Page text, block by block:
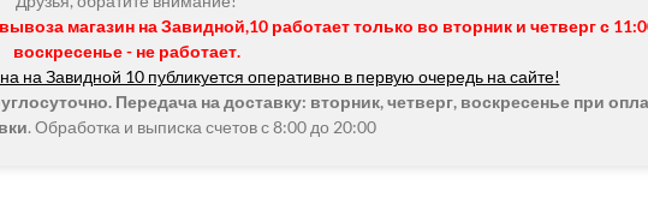
магазин на Завидной,10 работает только во вторник и четверг с
воскресенье - не работает.
на Завидной 10 публикуется оперативно в первую очередь на сайте!
Передача на доставку: вторник, четверг, воскресенье при
. Обработка и выписка счетов с 8:00 до 20:00